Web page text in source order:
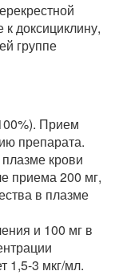
доксициклину,
группе
Прием
препарата.
крови
приема 200 мг,
в плазме
и 100 мг в
1,5-3 мкг/мл.